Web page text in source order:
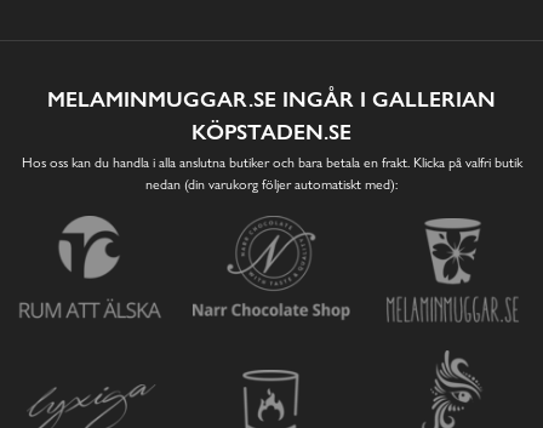
MELAMINMUGGAR.SE INGÅR I GALLERIAN
KÖPSTADEN.SE
Hos oss kan du handla i alla anslutna butiker och bara betala en frakt. Klicka på valfri butik
nedan (din varukorg följer automatiskt med):